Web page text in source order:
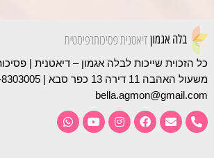
כל הזכוית שייכות לבלה אגמון – דיאטנית |
bella.agmon@gmail.com